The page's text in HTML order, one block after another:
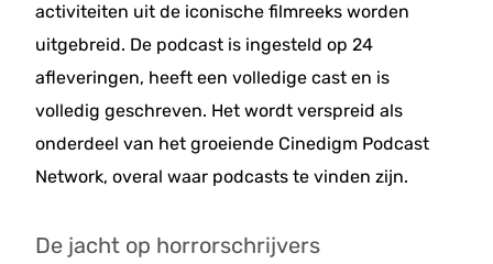
activiteiten uit de iconische filmreeks worden
uitgebreid. De podcast is ingesteld op 24
afleveringen, heeft een volledige cast en is
volledig geschreven. Het wordt verspreid als
onderdeel van het groeiende Cinedigm Podcast
Network, overal waar podcasts te vinden zijn.
De jacht op horrorschrijvers